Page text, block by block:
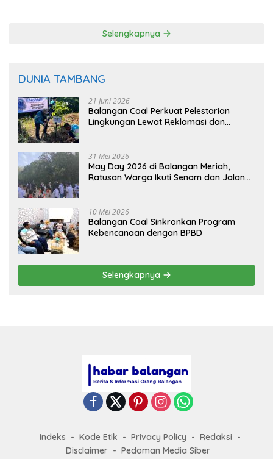
Selengkapnya
DUNIA TAMBANG
21 Juni 2026
Balangan Coal Perkuat Pelestarian
Lingkungan Lewat Reklamasi dan
31 Mei 2026
May Day 2026 di Balangan Meriah,
Ratusan Warga Ikuti Senam dan Jalan
10 Mei 2026
Balangan Coal Sinkronkan Program
Kebencanaan dengan BPBD
Selengkapnya
Indeks Kode Etik Privacy Policy
Redaksi
Disclaimer
Pedoman Media Siber